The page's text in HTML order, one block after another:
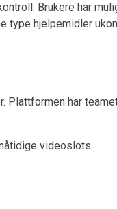
Brukere har
type hjelpemidler
Plattformen har
videoslots